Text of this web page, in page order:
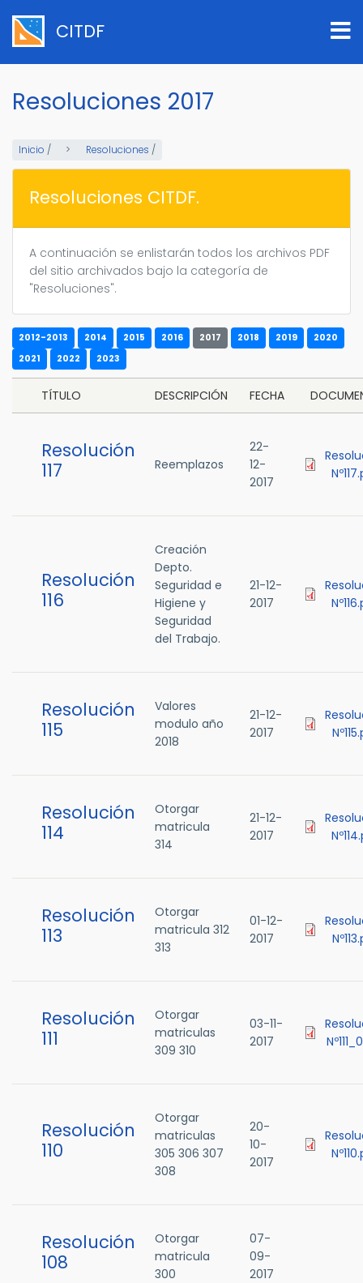
contenido
principal
CITDF
Resoluciones 2017
Inicio / Resoluciones /
Resoluciones CITDF.
A continuación se enlistarán todos los archivos PDF
del sitio archivados bajo la categoría de
"Resoluciones".
2012-2013 2014 2015 2016 2017 2018 2019
2020
2021
2022 2023
TÍTULO DESCRIPCIÓN FECHA
Resolución
117
Reemplazos
22-
12-
2017
Resolución
116
Creación
Depto.
Seguridad e
Higiene y
Seguridad
del Trabajo.
21-12-
2017
Resolución
115
Valores
modulo año
2018
21-12-
2017
Resolución
114
Otorgar
matricula
314
21-12-
2017
Resolución
113
Otorgar
matricula 312
313
01-12-
2017
Resolución
111
Otorgar
matriculas
309 310
03-11-
2017
Resolución
110
Otorgar
matriculas
305 306 307
308
20-
10-
2017
Resolución
108
Otorgar
matricula
300
07-
09-
2017